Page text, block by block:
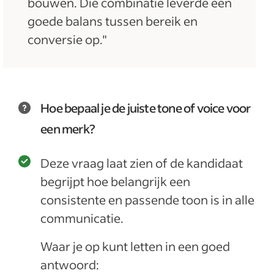
goede balans tussen bereik en
conversie op."
Hoe bepaal je de juiste tone of voice voor
een merk?
Deze vraag laat zien of de kandidaat
begrijpt hoe belangrijk een
consistente en passende toon is in alle
communicatie.
Waar je op kunt letten in een goed
antwoord: